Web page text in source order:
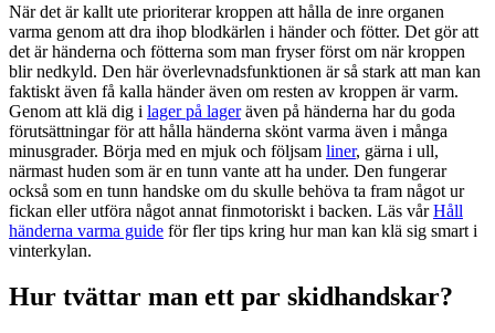
När det är kallt ute prioriterar kroppen att hålla de inre organen
varma genom att dra ihop blodkärlen i händer och fötter. Det gör att
det är händerna och fötterna som man fryser först om när kroppen
blir nedkyld. Den här överlevnadsfunktionen är så stark att man kan
faktiskt även få kalla händer även om resten av kroppen är varm.
Genom att klä dig i lager på lageräven på händerna har du goda
förutsättningar för att hålla händerna skönt varma även i många
minusgrader. Börja med en mjuk och följsam liner, gärna i ull,
närmast huden som är en tunn vante att ha under. Den fungerar
också som en tunn handske om du skulle behöva ta fram något ur
fickan eller utföra något annat finmotoriskt i backen. Läs vårHåll
händerna varma guide för fler tips kring hur man kan klä sig smart i
vinterkylan.
Hur tvättar man ett par skidhandskar?